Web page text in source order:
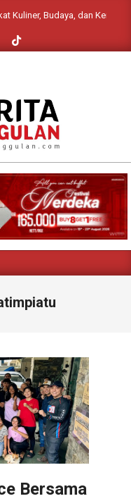
Budaya, dan Keindahan
Bersama